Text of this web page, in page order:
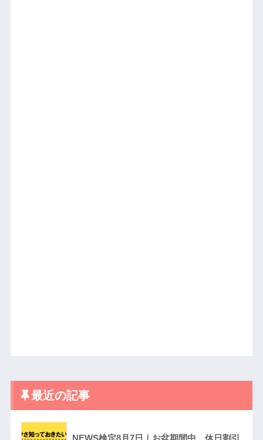
最近の記事
NEWS検定8月7日｜お盆期間中、休日割引